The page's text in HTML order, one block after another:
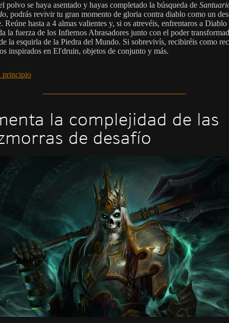
polvo se haya asentado y hayas completado la búsqueda de
, podrás revivir tu gran momento de gloria contra diablo como un
Reúne hasta a 4 almas valientes y, si os atrevéis, enfrentaros a
la fuerza de los Infiernos Abrasadores junto con el poder
la esquirla de la Piedra del Mundo. Si sobrevivís, recibiréis como
inspirados en El'druin, objetos de conjunto y más.
principio
la complejidad de las
de desafío